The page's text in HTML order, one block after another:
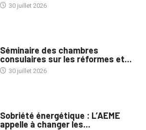
30 juillet 2026
Séminaire des chambres
consulaires sur les réformes et...
30 juillet 2026
Sobriété énergétique : L’AEME
appelle à changer les...